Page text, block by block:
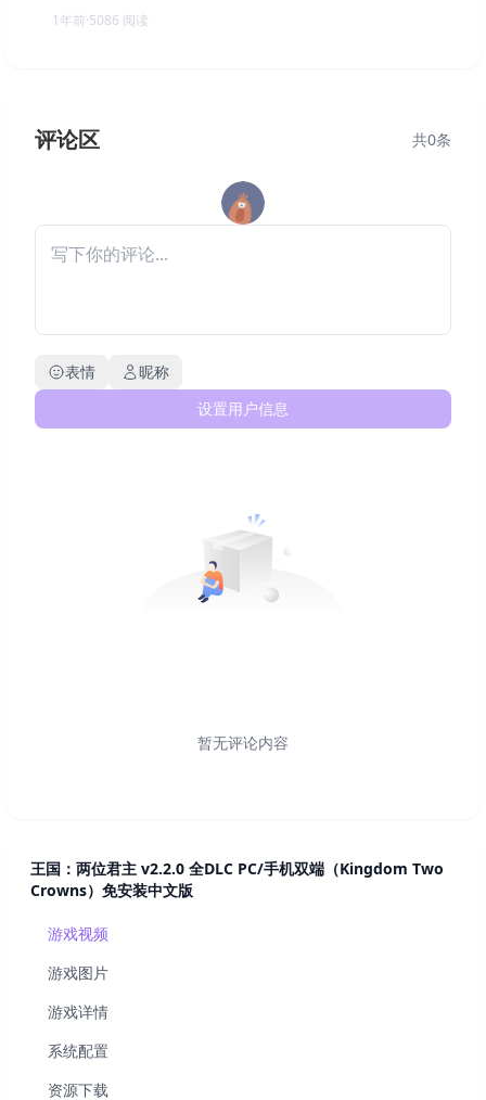
Zombies）免安装中文版
1年前·5086 阅读
评论区 共0条
表情
昵称
设置用户信息
暂无评论内容
王国：两位君主 v2.2.0 全DLC PC/手机双端（Kingdom Two
Crowns）免安装中文版
游戏视频
游戏图片
游戏详情
系统配置
资源下载